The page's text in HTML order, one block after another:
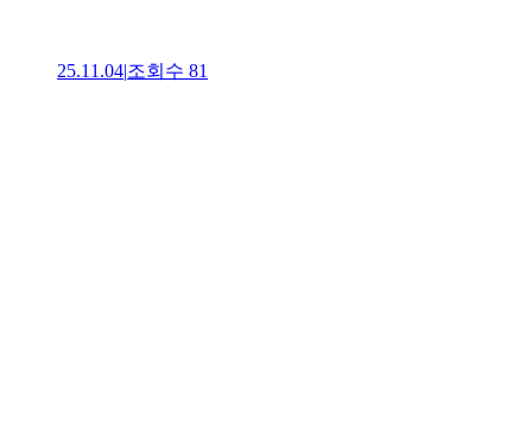
25.11.04|조회수 81